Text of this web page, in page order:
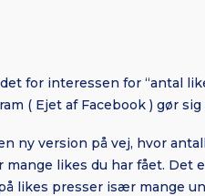
for interessen for “antal
( Ejet af Facebook ) gør sig
ny version på vej, hvor
likes du har fået. Det
likes presser især mange